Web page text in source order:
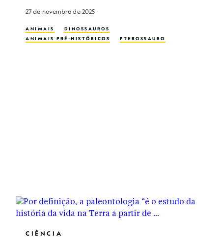
27 de novembro de 2025
ANIMAIS
DINOSSAUROS
ANIMAIS PRÉ-HISTÓRICOS
PTEROSSAURO
CIÊNCIA